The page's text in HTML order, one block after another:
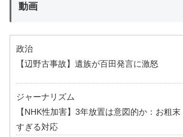
動画
政治
【辺野古事故】遺族が百田発言に激怒
ジャーナリズム
【NHK性加害】3年放置は意図的か：お粗末
すぎる対応